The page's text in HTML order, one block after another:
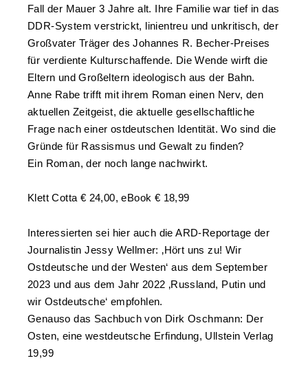
Fall der Mauer 3 Jahre alt. Ihre Familie war tief in das
DDR-System verstrickt, linientreu und unkritisch, der
Großvater Träger des Johannes R. Becher-Preises
für verdiente Kulturschaffende. Die Wende wirft die
Eltern und Großeltern ideologisch aus der Bahn.
Anne Rabe trifft mit ihrem Roman einen Nerv, den
aktuellen Zeitgeist, die aktuelle gesellschaftliche
Frage nach einer ostdeutschen Identität. Wo sind die
Gründe für Rassismus und Gewalt zu finden?
Ein Roman, der noch lange nachwirkt.
Klett Cotta € 24,00, eBook € 18,99
Interessierten sei hier auch die ARD-Reportage der
Journalistin Jessy Wellmer: ‚Hört uns zu! Wir
Ostdeutsche und der Westen‘ aus dem September
2023 und aus dem Jahr 2022 ‚Russland, Putin und
wir Ostdeutsche‘ empfohlen.
Genauso das Sachbuch von Dirk Oschmann: Der
Osten, eine westdeutsche Erfindung, Ullstein Verlag
19,99